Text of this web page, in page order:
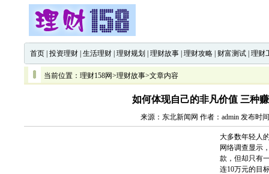
首页 投资理财 生活理财 理财规划 理财故事 理财攻略 财富测试 理财
当前位置： 理财158网>理财故事>文章内容
如何体现自己的非凡价值 三种
来源：东北新闻网 作者：admin 发布时
大多数年轻人
网络调查显示
款，但却只有
连10万元的目